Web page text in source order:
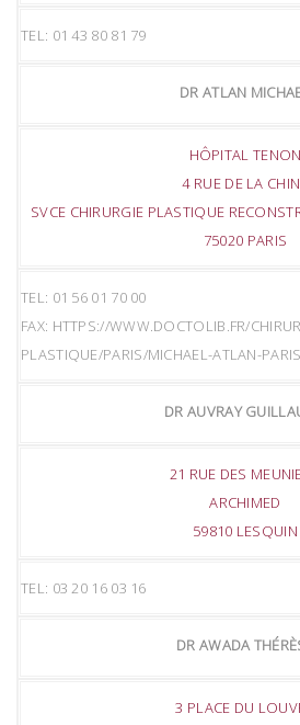
TEL: 01 43 80 81 79
DR ATLAN
HÔPITAL TENON
4 RUE DE LA
SVCE CHIRURGIE PLASTIQUE
75020 PARIS
TEL: 01 56 01 70 00
FAX: HTTPS://WWW.DOCTOLIB.FR/
PLASTIQUE/PARIS/MICHAEL-ATLAN-
DR AUVRAY
21 RUE DES
ARCHIMED
59810 LESQUIN
TEL: 03 20 16 03 16
DR AWADA
3 PLACE DU